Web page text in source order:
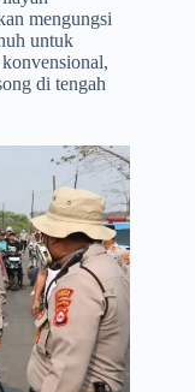
mengungsi
untuk
di tengah